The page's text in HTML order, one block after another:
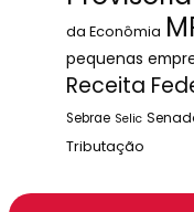
da Econômia
pequenas
Receita
Sebrae Selic
Tributação